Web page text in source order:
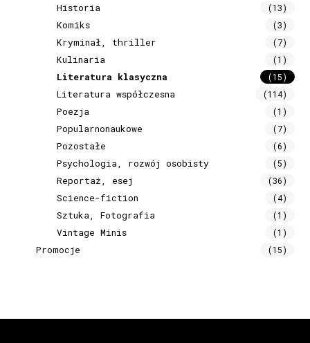
Historia (13)
Komiks (3)
Kryminał, thriller (7)
Kulinaria (1)
Literatura klasyczna (15)
Literatura współczesna (114)
Poezja (1)
Popularnonaukowe (7)
Pozostałe (6)
Psychologia, rozwój osobisty (5)
Reportaż, esej (36)
Science-fiction (4)
Sztuka, Fotografia (1)
Vintage Minis (1)
Promocje (15)